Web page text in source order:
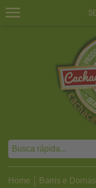
Home Barris e Dornas